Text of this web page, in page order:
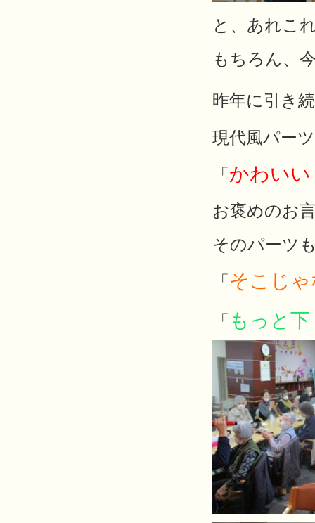
と、あれこ
もちろん、
昨年に引き
現代風パー
「 かわいい
お褒めのお
そのパーツ
「 そこじ
「 もっと